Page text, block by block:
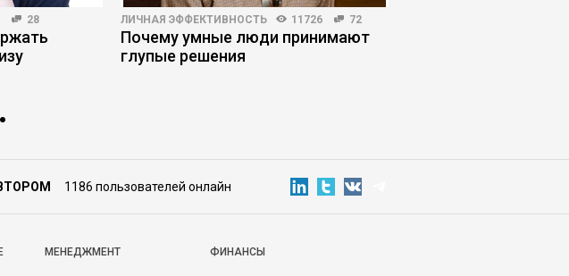
28 ЛИЧНАЯ ЭФФЕКТИВНОСТЬ 11726 72
Почему умные люди принимают
глупые решения
1186 пользователей онлайн
МЕНЕДЖМЕНТ ФИНАНСЫ